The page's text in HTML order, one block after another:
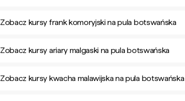
Zobacz kursy frank komoryjski na pula botswańska
Zobacz kursy ariary malgaski na pula botswańska
Zobacz kursy kwacha malawijska na pula botswańska